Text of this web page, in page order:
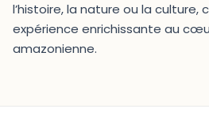
l’histoire, la nature ou la culture,
expérience enrichissante au
amazonienne.